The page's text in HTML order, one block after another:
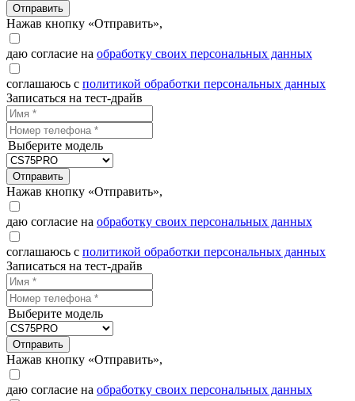
Отправить
Нажав кнопку «Отправить»,
даю согласие на обработку своих персональных данных
соглашаюсь с политикой обработки персональных данных
Записаться на тест-драйв
Выберите модель
Отправить
Нажав кнопку «Отправить»,
даю согласие на обработку своих персональных данных
соглашаюсь с политикой обработки персональных данных
Записаться на тест-драйв
Выберите модель
Отправить
Нажав кнопку «Отправить»,
даю согласие на обработку своих персональных данных